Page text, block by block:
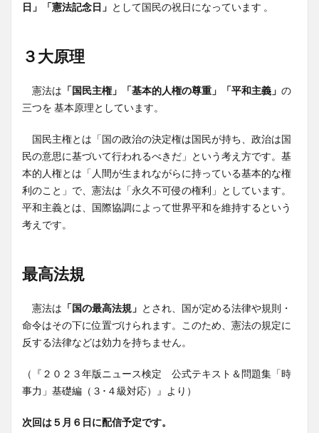
日」「憲法記念日」 として国民の祝日になっています 。
３大原理
憲法は 「国民主権」「基本的人権の尊重」「平和主義」 の
三つを 基本原理としています。
国民主権とは「国の政治の決定権は国民が持ち、政治は国
民の意思に基づいて行われるべきだ」という考え方です。基
本的人権とは「人間が生まれながらに持っている基本的な権
利のこと」で、憲法は「永久不可侵の権利」としています。
平和主義とは、国際協調によって世界平和を維持するという
考えです。
最高法規
憲法は 「国の最高法規」 とされ、国が定める法律や規則・
命令はその下に位置づけられます。このため、憲法の規定に
反する法律などは効力を持ちません。
（『２０２３年版ニュース検定 公式テキスト＆問題集「時
事力」基礎編（３･４級対応）』より）
次回は５月６日に配信予定です。